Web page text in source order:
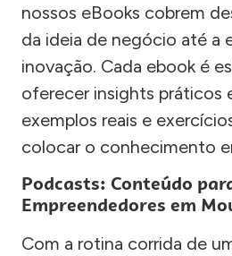
nossos eBooks cobrem
da ideia de negócio até a
inovação. Cada ebook é
oferecer insights práticos
exemplos reais e
colocar o conhecimento
Podcasts: Conteúdo
Empreendedores em
Com a rotina corrida de